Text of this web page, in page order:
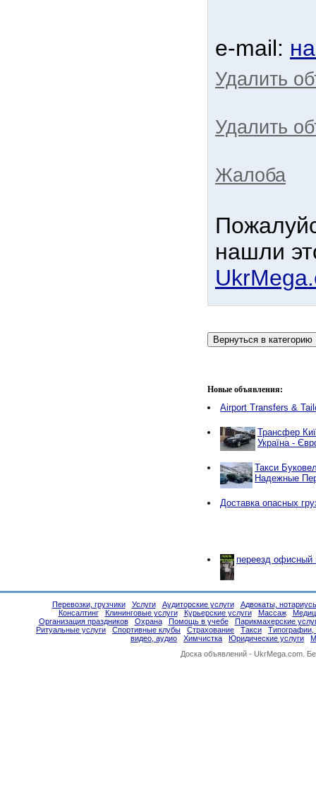
e-mail:
Удалить
Удалить
Жалоба
нашли
Новые объявления:
Airport Transfers &
Трансфер
Україна -
Такси
Надежные
Доставка опасных
переезд офисный
Перевозки, грузчики Услуги Аудиторские услуги
Адвокаты,
Консалтинг
Клининговые услуги Курьерские услуги Массаж
Организация праздников
Охрана Помощь в учебе
Парикмахерские
Ритуальные услуги
Спортивные клубы Страхование Такси
Типографии,
видео, аудио
Химчистка Юридические услуги
Доска объявлений - UkrMega.com.